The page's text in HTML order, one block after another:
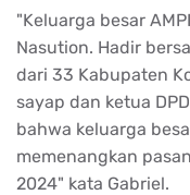
"Keluarga besar
Nasution. Hadir
dari 33 Kabupaten
sayap dan ketua
bahwa keluarga
memenangkan
2024" kata Gabriel.